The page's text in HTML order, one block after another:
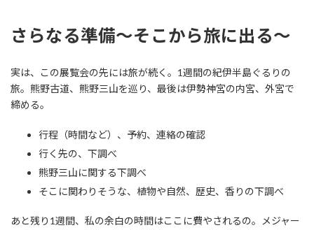
さらなる準備～そこから旅に出る～
実は、この展覧会の先には旅が続く。1週間の紀伊半島ぐるりの
旅。熊野古道、熊野三山を巡り、最後は伊勢神宮の内宮、外宮で
締める。
行程（時間など）、予約、連絡の確認
行く先の、下調べ
熊野三山に関する下調べ
そこに関わりそうな、植物や自然、歴史、香りの下調べ
あと残り1週間、私の余白の時間はここに費やされるの。メジャー